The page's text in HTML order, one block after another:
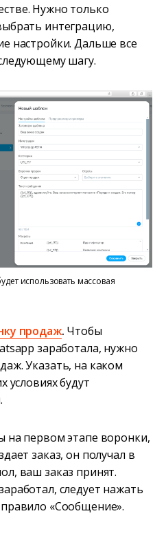
Нужно только
интеграцию,
настройки. Дальше все
шагу.
использовать массовая
продаж. Чтобы
заработала, нужно
Указать, на каком
условиях будут
на первом этапе воронки,
заказ, он получал в
ваш заказ принят.
следует нажать
«Сообщение».